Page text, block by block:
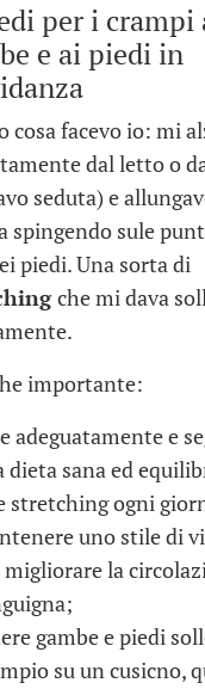
per i crampi
e ai piedi in
cosa facevo io: mi
dal letto o
seduta) e
spingendo sule
piedi. Una sorta di
che mi dava
importante:
adeguatamente e
dieta sana ed
stretching ogni
uno stile di
migliorare la
gambe e piedi
su un cusicno,